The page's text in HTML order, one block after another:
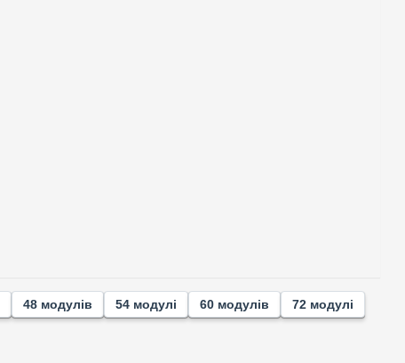
48 модулів 54 модулі 60 модулів 72 модулі